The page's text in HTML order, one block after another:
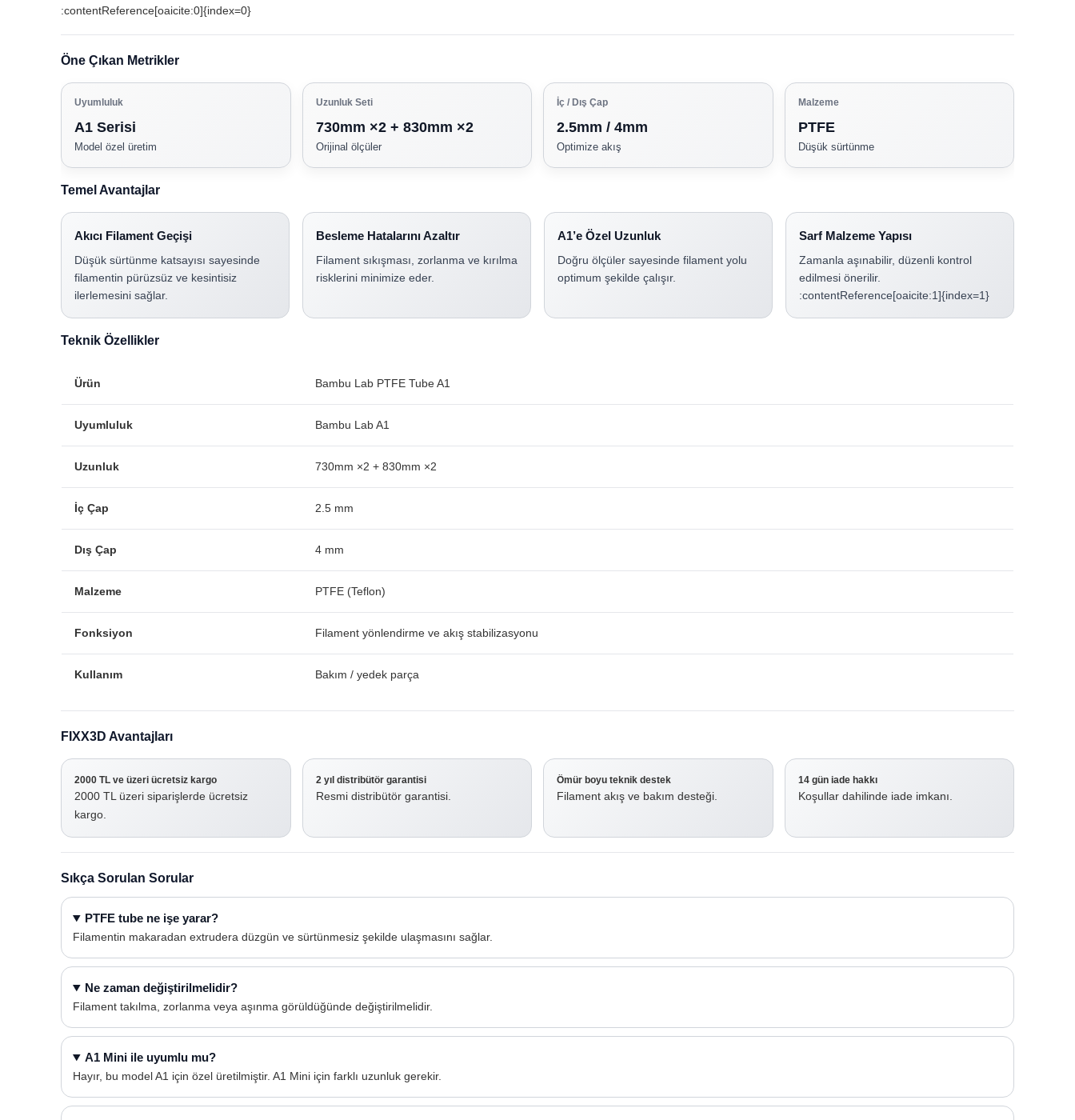
:contentReference[oaicite:0]{index=0}
Öne Çıkan Metrikler
Uyumluluk
A1 Serisi
Model özel üretim
Uzunluk Seti
730mm ×2 + 830mm ×2
Orijinal ölçüler
İç / Dış Çap
2.5mm / 4mm
Optimize akış
Malzeme
PTFE
Düşük sürtünme
Temel Avantajlar
Akıcı Filament Geçişi
Düşük sürtünme katsayısı sayesinde
filamentin pürüzsüz ve kesintisiz
ilerlemesini sağlar.
Besleme Hatalarını Azaltır
Filament sıkışması, zorlanma ve kırılma
risklerini minimize eder.
A1’e Özel Uzunluk
Doğru ölçüler sayesinde filament yolu
optimum şekilde çalışır.
Sarf Malzeme Yapısı
Zamanla aşınabilir, düzenli kontrol
edilmesi önerilir.
:contentReference[oaicite:1]{index=1}
Teknik Özellikler
Ürün Bambu Lab PTFE Tube A1
Uyumluluk Bambu Lab A1
Uzunluk 730mm ×2 + 830mm ×2
İç Çap 2.5 mm
Dış Çap 4 mm
Malzeme PTFE (Teflon)
Fonksiyon Filament yönlendirme ve akış stabilizasyonu
Kullanım Bakım / yedek parça
FIXX3D Avantajları
2000 TL ve üzeri ücretsiz kargo
2000 TL üzeri siparişlerde ücretsiz
kargo.
2 yıl distribütör garantisi
Resmi distribütör garantisi.
Ömür boyu teknik destek
Filament akış ve bakım desteği.
14 gün iade hakkı
Koşullar dahilinde iade imkanı.
Sıkça Sorulan Sorular
PTFE tube ne işe yarar?
Filamentin makaradan extrudera düzgün ve sürtünmesiz şekilde ulaşmasını sağlar.
Ne zaman değiştirilmelidir?
Filament takılma, zorlanma veya aşınma görüldüğünde değiştirilmelidir.
A1 Mini ile uyumlu mu?
Hayır, bu model A1 için özel üretilmiştir. A1 Mini için farklı uzunluk gerekir.